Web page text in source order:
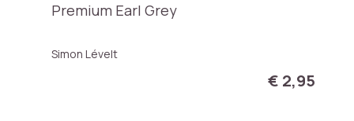
Premium Earl Grey
Simon Lévelt
€ 2,95